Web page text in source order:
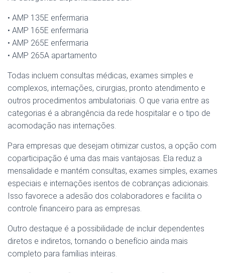
• AMP 135E enfermaria
• AMP 165E enfermaria
• AMP 265E enfermaria
• AMP 265A apartamento
Todas incluem consultas médicas, exames simples e
complexos, internações, cirurgias, pronto atendimento e
outros procedimentos ambulatoriais. O que varia entre as
categorias é a abrangência da rede hospitalar e o tipo de
acomodação nas internações.
Para empresas que desejam otimizar custos, a opção com
coparticipação é uma das mais vantajosas. Ela reduz a
mensalidade e mantém consultas, exames simples, exames
especiais e internações isentos de cobranças adicionais.
Isso favorece a adesão dos colaboradores e facilita o
controle financeiro para as empresas.
Outro destaque é a possibilidade de incluir dependentes
diretos e indiretos, tornando o benefício ainda mais
completo para famílias inteiras.